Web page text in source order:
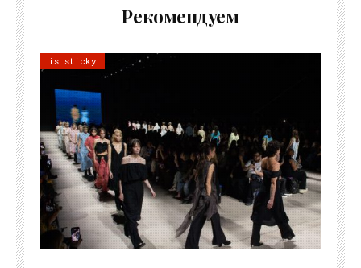
Рекомендуем
is sticky